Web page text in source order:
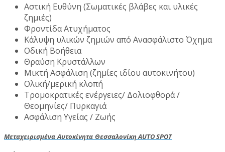
Αστική Ευθύνη (Σωματικές βλάβες και υλικές
ζημιές)
Φροντίδα Ατυχήματος
Κάλυψη υλικών ζημιών από Ανασφάλιστο Όχημα
Οδική Βοήθεια
Θραύση Κρυστάλλων
Μικτή Ασφάλιση (ζημίες ιδίου αυτοκινήτου)
Ολική/μερική κλοπή
Τρομοκρατικές ενέργειες/ Δολιοφθορά /
Θεομηνίες/ Πυρκαγιά
Ασφάλιση Υγείας / Ζωής
Μεταχειρισμένα Αυτοκίνητα ΘεσσαλονίκηAUTO SPOT